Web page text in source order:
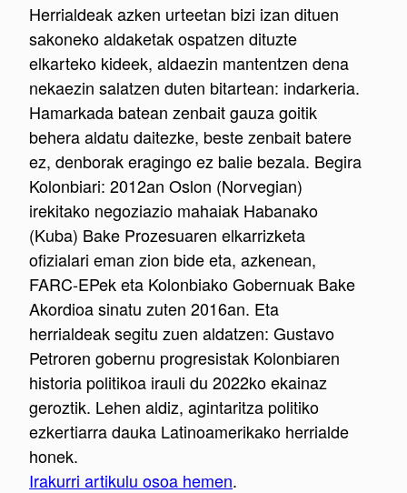
Herrialdeak azken urteetan bizi izan dituen
sakoneko aldaketak ospatzen dituzte
elkarteko kideek, aldaezin mantentzen dena
nekaezin salatzen duten bitartean: indarkeria.
Hamarkada batean zenbait gauza goitik
behera aldatu daitezke, beste zenbait batere
ez, denborak eragingo ez balie bezala. Begira
Kolonbiari: 2012an Oslon (Norvegian)
irekitako negoziazio mahaiak Habanako
(Kuba) Bake Prozesuaren elkarrizketa
ofizialari eman zion bide eta, azkenean,
FARC-EPek eta Kolonbiako Gobernuak Bake
Akordioa sinatu zuten 2016an. Eta
herrialdeak segitu zuen aldatzen: Gustavo
Petroren gobernu progresistak Kolonbiaren
historia politikoa irauli du 2022ko ekainaz
geroztik. Lehen aldiz, agintaritza politiko
ezkertiarra dauka Latinoamerikako herrialde
honek.
Irakurri artikulu osoa hemen.